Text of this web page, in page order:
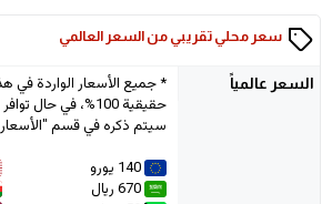
سعر محلي تقريبي من السعر العالمي
السعر عالمياً
* جميع الأسعار الواردة في
حقيقية 100%، في
سيتم ذكره في قسم "الأسعار
140 يورو
670 ريال